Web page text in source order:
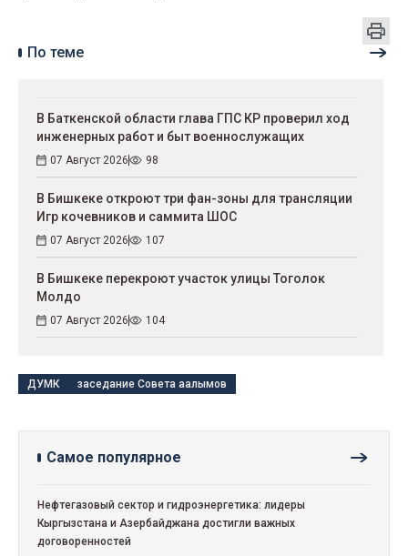
По теме
В Баткенской области глава ГПС КР проверил ход
инженерных работ и быт военнослужащих
07 Август 2026 98
В Бишкеке откроют три фан-зоны для трансляции
Игр кочевников и саммита ШОС
07 Август 2026 107
В Бишкеке перекроют участок улицы Тоголок
Молдо
07 Август 2026 104
ДУМК заседание Совета аалымов
Самое популярное
Нефтегазовый сектор и гидроэнергетика: лидеры
Кыргызстана и Азербайджана достигли важных
договоренностей